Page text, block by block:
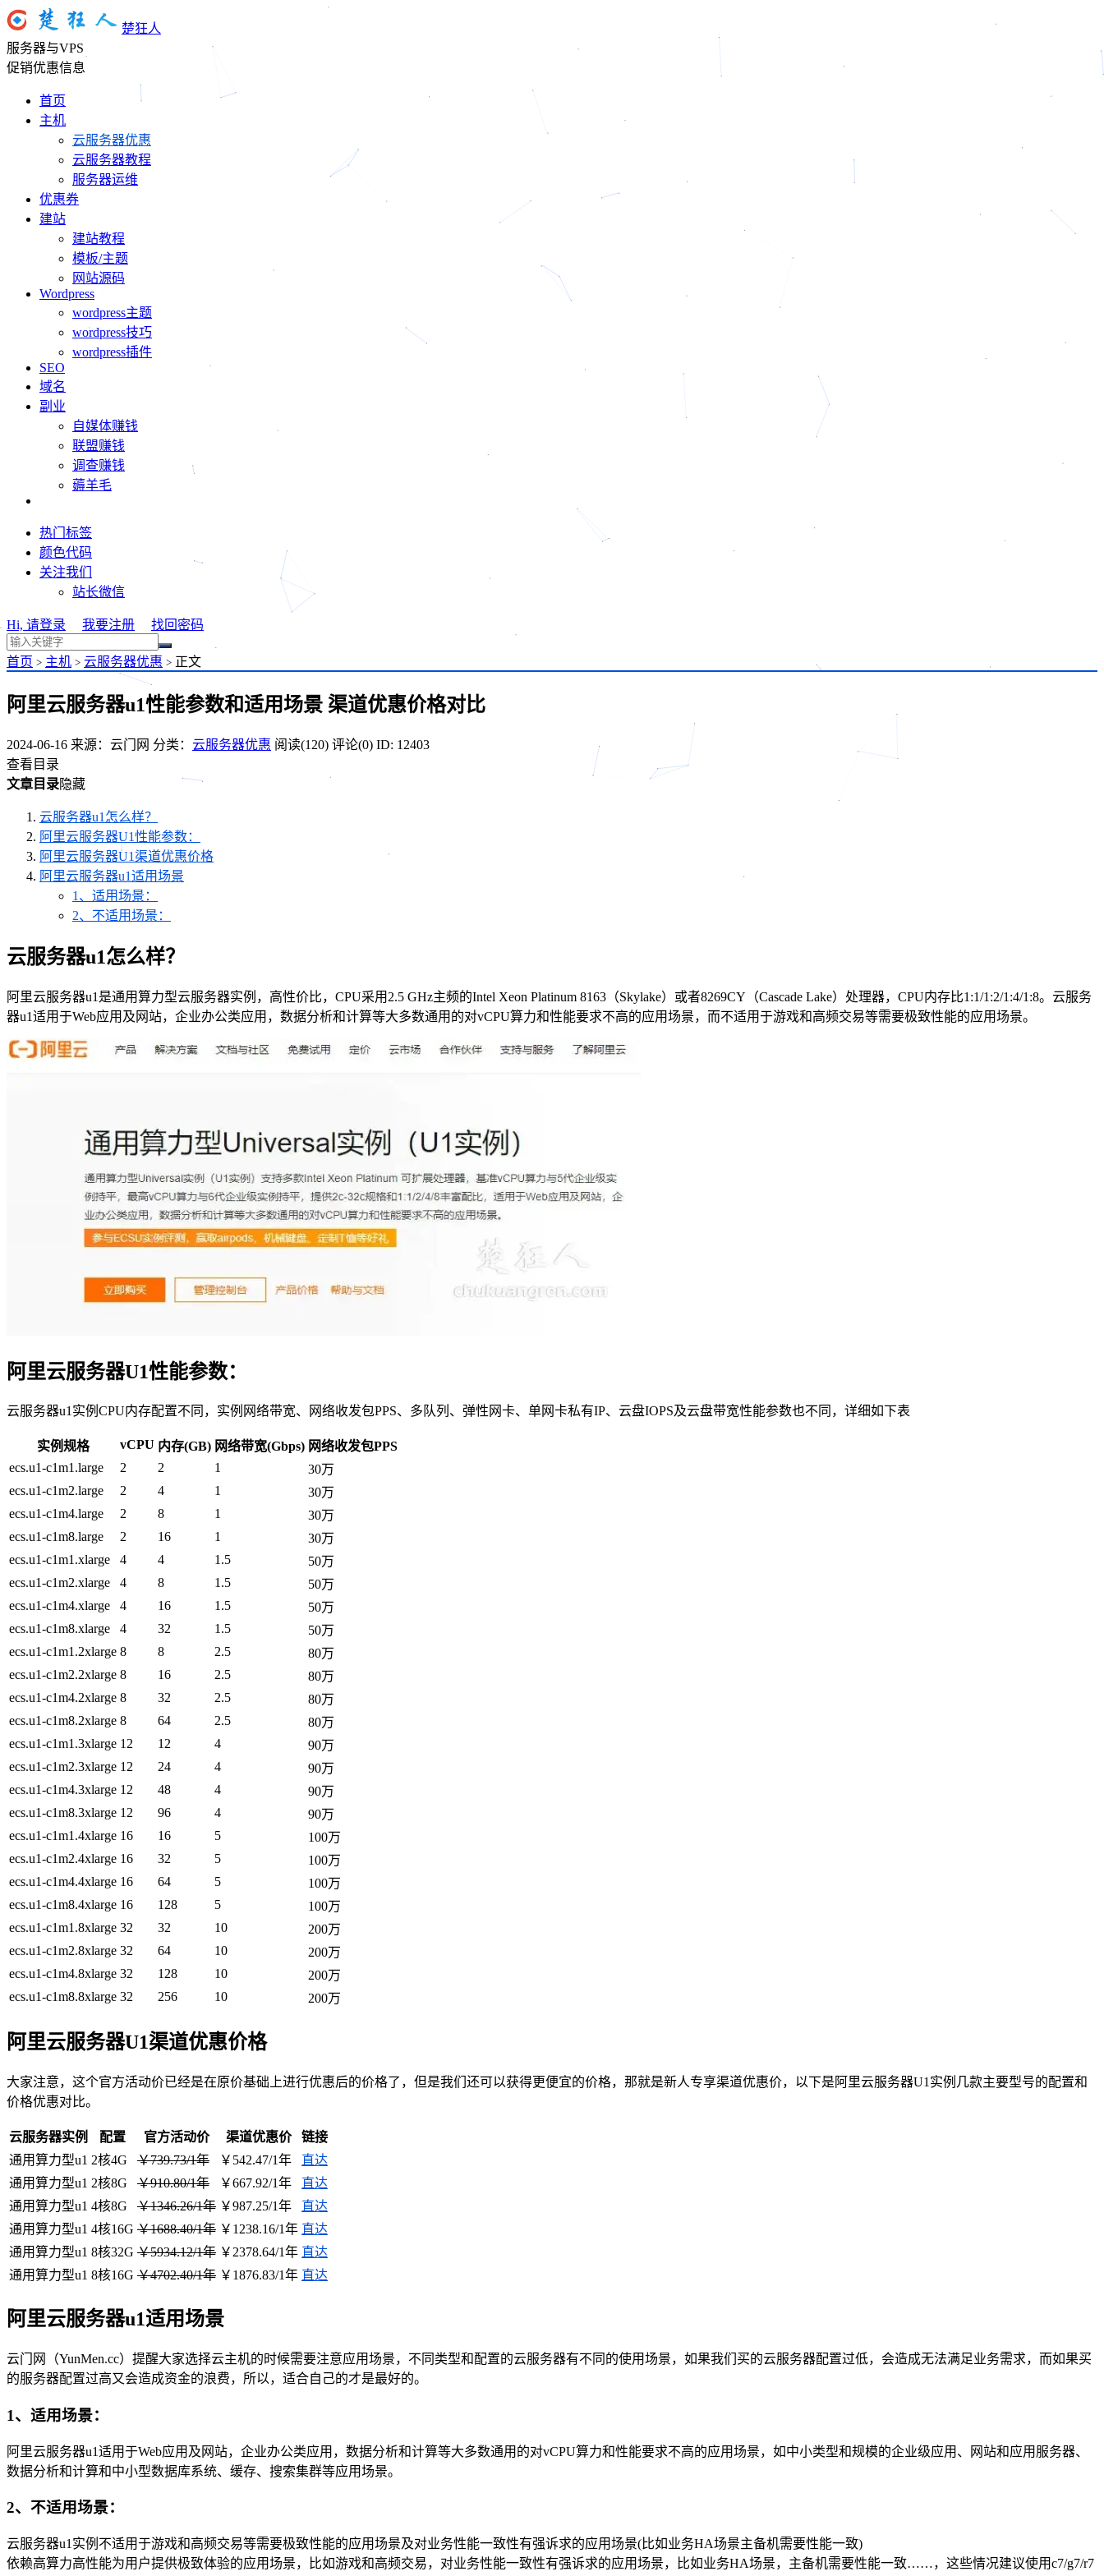
楚狂人
服务器与VPS
促销优惠信息
首页
主机
云服务器优惠
云服务器教程
服务器运维
优惠券
建站
建站教程
模板/主题
网站源码
Wordpress
wordpress主题
wordpress技巧
wordpress插件
SEO
域名
副业
自媒体赚钱
联盟赚钱
调查赚钱
薅羊毛
热门标签
颜色代码
关注我们
站长微信
Hi, 请登录 我要注册 找回密码
首页 > 主机 > 云服务器优惠 > 正文
阿里云服务器u1性能参数和适用场景 渠道优惠价格对比
2024-06-16 来源：云门网 分类： 云服务器优惠 阅读(120) 评论(0) ID: 12403
查看目录
文章目录隐藏
云服务器u1怎么样？
阿里云服务器U1性能参数：
阿里云服务器U1渠道优惠价格
阿里云服务器u1适用场景
1、适用场景：
2、不适用场景：
云服务器u1怎么样？
阿里云服务器u1是通用算力型云服务器实例，高性价比，CPU采用2.5 GHz主频的Intel Xeon Platinum 8163（Skylake）或者8269CY（Cascade Lake）处理器，CPU内存比1:1/1:2/1:4/1:8。云服务
器u1适用于Web应用及网站，企业办公类应用，数据分析和计算等大多数通用的对vCPU算力和性能要求不高的应用场景，而不适用于游戏和高频交易等需要极致性能的应用场景。
阿里云服务器U1性能参数：
云服务器u1实例CPU内存配置不同，实例网络带宽、网络收发包PPS、多队列、弹性网卡、单网卡私有IP、云盘IOPS及云盘带宽性能参数也不同，详细如下表
实例规格 vCPU 内存(GB) 网络带宽(Gbps) 网络收发包PPS
ecs.u1-c1m1.large
2 2 1
30万
ecs.u1-c1m2.large
2 4 1
30万
ecs.u1-c1m4.large
2 8 1
30万
ecs.u1-c1m8.large
2 16 1
30万
ecs.u1-c1m1.xlarge
4 4 1.5
50万
ecs.u1-c1m2.xlarge
4 8 1.5
50万
ecs.u1-c1m4.xlarge
4 16 1.5
50万
ecs.u1-c1m8.xlarge
4 32 1.5
50万
ecs.u1-c1m1.2xlarge 8 8 2.5
80万
ecs.u1-c1m2.2xlarge 8 16 2.5
80万
ecs.u1-c1m4.2xlarge 8 32 2.5
80万
ecs.u1-c1m8.2xlarge 8 64 2.5
80万
ecs.u1-c1m1.3xlarge 12 12 4
90万
ecs.u1-c1m2.3xlarge 12 24 4
90万
ecs.u1-c1m4.3xlarge 12 48 4
90万
ecs.u1-c1m8.3xlarge 12 96 4
90万
ecs.u1-c1m1.4xlarge 16 16 5
100万
ecs.u1-c1m2.4xlarge 16 32 5
100万
ecs.u1-c1m4.4xlarge 16 64 5
100万
ecs.u1-c1m8.4xlarge 16 128 5
100万
ecs.u1-c1m1.8xlarge 32 32 10
200万
ecs.u1-c1m2.8xlarge 32 64 10
200万
ecs.u1-c1m4.8xlarge 32 128 10
200万
ecs.u1-c1m8.8xlarge 32 256 10 200万
阿里云服务器U1渠道优惠价格
大家注意，这个官方活动价已经是在原价基础上进行优惠后的价格了，但是我们还可以获得更便宜的价格，那就是新人专享渠道优惠价，以下是阿里云服务器U1实例几款主要型号的配置和
价格优惠对比。
云服务器实例 配置 官方活动价 渠道优惠价
链接
通用算力型u1 2核4G ￥739.73/1年 ￥542.47/1年
直达
通用算力型u1 2核8G ￥910.80/1年 ￥667.92/1年
直达
通用算力型u1 4核8G ￥1346.26/1年 ￥987.25/1年
直达
通用算力型u1 4核16G ￥1688.40/1年 ￥1238.16/1年 直达
通用算力型u1 8核32G ￥5934.12/1年 ￥2378.64/1年 直达
通用算力型u1 8核16G ￥4702.40/1年 ￥1876.83/1年 直达
阿里云服务器u1适用场景
云门网（YunMen.cc）提醒大家选择云主机的时候需要注意应用场景，不同类型和配置的云服务器有不同的使用场景，如果我们买的云服务器配置过低，会造成无法满足业务需求，而如果买
的服务器配置过高又会造成资金的浪费，所以，适合自己的才是最好的。
1、适用场景：
阿里云服务器u1适用于Web应用及网站，企业办公类应用，数据分析和计算等大多数通用的对vCPU算力和性能要求不高的应用场景，如中小类型和规模的企业级应用、网站和应用服务器、
数据分析和计算和中小型数据库系统、缓存、搜索集群等应用场景。
2、不适用场景：
云服务器u1实例不适用于游戏和高频交易等需要极致性能的应用场景及对业务性能一致性有强诉求的应用场景(比如业务HA场景主备机需要性能一致)
依赖高算力高性能为用户提供极致体验的应用场景，比如游戏和高频交易，对业务性能一致性有强诉求的应用场景，比如业务HA场景，主备机需要性能一致……，这些情况建议使用c7/g7/r7